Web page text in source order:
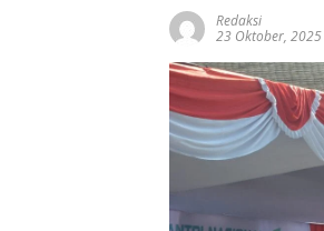
Redaksi
23 Oktober, 2025